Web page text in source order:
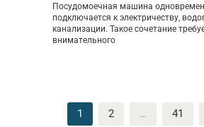
Посудомоечная машина
подключается к электричеству,
канализации. Такое сочетание
внимательного
1 2 … 41